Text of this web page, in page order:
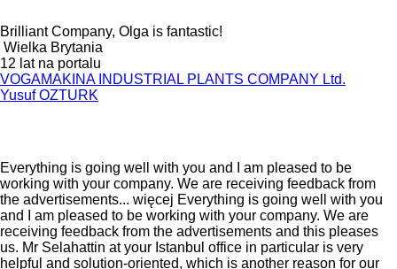
Brilliant Company, Olga is fantastic!
Wielka Brytania
12 lat na portalu
VOGAMAKINA INDUSTRIAL PLANTS COMPANY Ltd.
Yusuf OZTURK
Everything is going well with you and I am pleased to be
working with your company. We are receiving feedback from
the advertisements... więcej Everything is going well with you
and I am pleased to be working with your company. We are
receiving feedback from the advertisements and this pleases
us. Mr Selahattin at your Istanbul office in particular is very
helpful and solution-oriented, which is another reason for our